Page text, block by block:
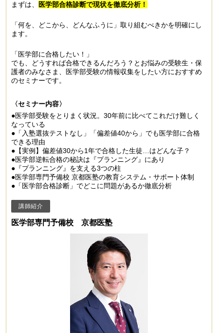
まずは、 医学部合格診断で現状を徹底分析！
「何を、どこから、どんなふうに」取り組むべきかを明確にし
ます。
「医学部に合格したい！」
でも、どうすれば合格できるんだろう？とお悩みの受験生・保
護者のみなさま、医学部受験の情報収集をしたい方におすすめ
のセミナーです。
〈セミナー内容〉
●医学部受験をとりまく状況。30年前に比べてこれだけ難しく
なっている
●「入塾選抜テストなし」「偏差値40から」でも医学部に合格
できる理由
●【実例】偏差値30から1年で合格した生徒…はどんな子？
●医学部逆転合格の秘訣は『プランニング』にあり
●『プランニング』を支える3つの柱
●医学部専門予備校 京都医塾の教育システム・サポート体制
●「医学部合格診断」でどこに問題があるか徹底分析
講師紹介
医学部専門予備校 京都医塾